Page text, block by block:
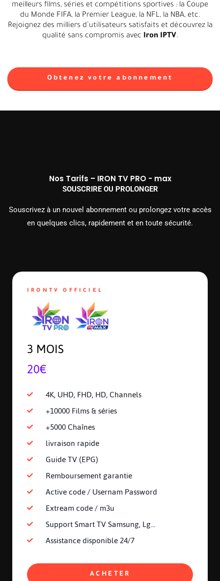
meilleurs films, séries et compétitions sportives : la Coupe
du Monde FIFA, la Premier League, la NFL, la NBA, etc.
Rejoignez des milliers d’utilisateurs satisfaits et découvrez la
qualité sans compromis avec Iron IPTV.
Obtenez votre abonnement
Nos Tarifs – IRON TV PRO - max
SOUSCRIRE OU PROLONGER
Souscrivez à un nouvel abonnement ou prolongez votre accès
en quelques clics, rapidement et en toute sécurité.
IRONTV OFFICIEL
3 MOIS
20€
4K, UHD, FHD, HD, Channels
+10000 Films & séries
+5000 Chaînes
livraison rapide
Guide TV (EPG)
Remboursement garantie
Active code / Usernam Password
Extream code / m3u
Support Smart TV Samsung, Lg...
Assistance disponible 24/7
ACHETER